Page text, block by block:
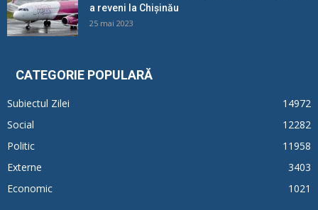
a reveni la Chișinău
25 mai 2023
CATEGORIE POPULARĂ
Subiectul Zilei
14972
Social
12282
Politic
11958
Externe
3403
Economic
1021